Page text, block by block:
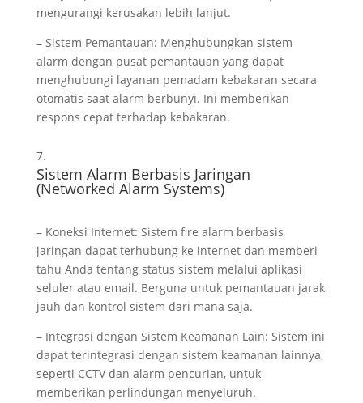
mengurangi kerusakan lebih lanjut.
– Sistem Pemantauan: Menghubungkan sistem
alarm dengan pusat pemantauan yang dapat
menghubungi layanan pemadam kebakaran secara
otomatis saat alarm berbunyi. Ini memberikan
respons cepat terhadap kebakaran.
Sistem Alarm Berbasis Jaringan
(Networked Alarm Systems)
– Koneksi Internet: Sistem fire alarm berbasis
jaringan dapat terhubung ke internet dan memberi
tahu Anda tentang status sistem melalui aplikasi
seluler atau email. Berguna untuk pemantauan jarak
jauh dan kontrol sistem dari mana saja.
– Integrasi dengan Sistem Keamanan Lain: Sistem ini
dapat terintegrasi dengan sistem keamanan lainnya,
seperti CCTV dan alarm pencurian, untuk
memberikan perlindungan menyeluruh.